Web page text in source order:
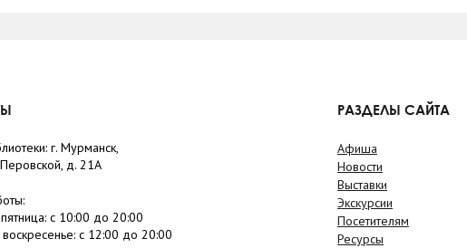
г. Мурманск,
д. 21А
пятница: с 10:00 до 20:00
оскресенье: c 12:00 до 20:00
РАЗДЕЛЫ САЙТА
Афиша
Новости
Выставки
Экскурсии
Посетителям
Ресурсы